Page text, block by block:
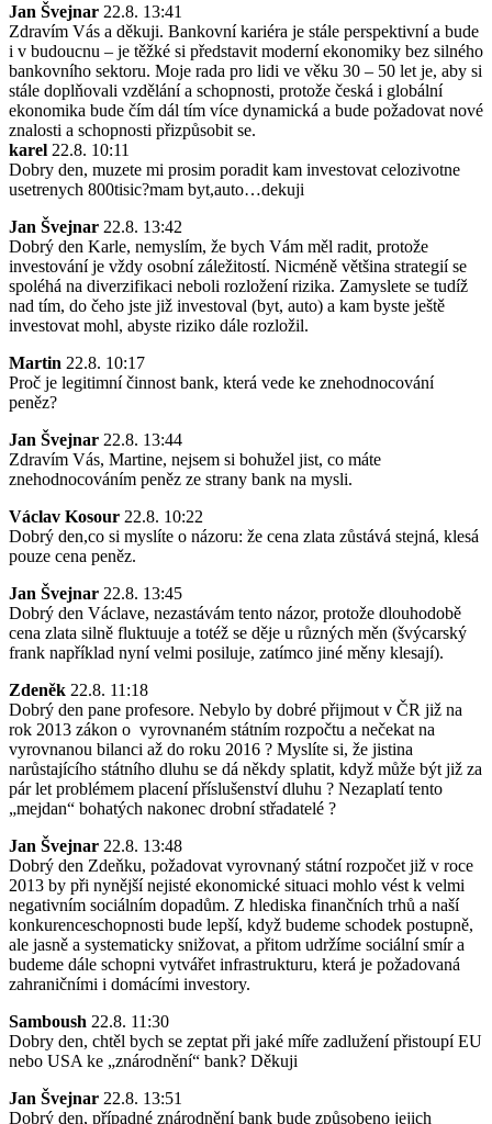
Jan Švejnar 22.8. 13:41
Zdravím Vás a děkuji. Bankovní kariéra je stále perspektivní a bude
i v budoucnu – je těžké si představit moderní ekonomiky bez silného
bankovního sektoru. Moje rada pro lidi ve věku 30 – 50 let je, aby si
stále doplňovali vzdělání a schopnosti, protože česká i globální
ekonomika bude čím dál tím více dynamická a bude požadovat nové
znalosti a schopnosti přizpůsobit se.
karel 22.8. 10:11
Dobry den, muzete mi prosim poradit kam investovat celozivotne
usetrenych 800tisic?mam byt,auto…dekuji
Jan Švejnar 22.8. 13:42
Dobrý den Karle, nemyslím, že bych Vám měl radit, protože
investování je vždy osobní záležitostí. Nicméně většina strategií se
spoléhá na diverzifikaci neboli rozložení rizika. Zamyslete se tudíž
nad tím, do čeho jste již investoval (byt, auto) a kam byste ještě
investovat mohl, abyste riziko dále rozložil.
Martin 22.8. 10:17
Proč je legitimní činnost bank, která vede ke znehodnocování
peněz?
Jan Švejnar 22.8. 13:44
Zdravím Vás, Martine, nejsem si bohužel jist, co máte
znehodnocováním peněz ze strany bank na mysli.
Václav Kosour 22.8. 10:22
Dobrý den,co si myslíte o názoru: že cena zlata zůstává stejná, klesá
pouze cena peněz.
Jan Švejnar 22.8. 13:45
Dobrý den Václave, nezastávám tento názor, protože dlouhodobě
cena zlata silně fluktuuje a totéž se děje u různých měn (švýcarský
frank například nyní velmi posiluje, zatímco jiné měny klesají).
Zdeněk 22.8. 11:18
Dobrý den pane profesore. Nebylo by dobré přijmout v ČR již na
rok 2013 zákon o vyrovnaném státním rozpočtu a nečekat na
vyrovnanou bilanci až do roku 2016 ? Myslíte si, že jistina
narůstajícího státního dluhu se dá někdy splatit, když může být již za
pár let problémem placení příslušenství dluhu ? Nezaplatí tento
„mejdan“ bohatých nakonec drobní střadatelé ?
Jan Švejnar 22.8. 13:48
Dobrý den Zdeňku, požadovat vyrovnaný státní rozpočet již v roce
2013 by při nynější nejisté ekonomické situaci mohlo vést k velmi
negativním sociálním dopadům. Z hlediska finančních trhů a naší
konkurenceschopnosti bude lepší, když budeme schodek postupně,
ale jasně a systematicky snižovat, a přitom udržíme sociální smír a
budeme dále schopni vytvářet infrastrukturu, která je požadovaná
zahraničními i domácími investory.
Samboush 22.8. 11:30
Dobry den, chtěl bych se zeptat při jaké míře zadlužení přistoupí EU
nebo USA ke „znárodnění“ bank? Děkuji
Jan Švejnar 22.8. 13:51
Dobrý den, případné znárodnění bank bude způsobeno jejich